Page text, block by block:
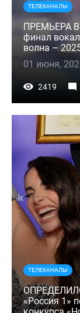
ТЕЛЕКАНАЛЫ
ПРЕМЬЕРА
финал
волна –
01 июня,
2419
ТЕЛЕКАНАЛЫ
«Россия 1»